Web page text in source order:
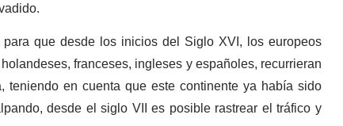
que desde los inicios del Siglo XVI, los europeos
franceses, ingleses y españoles, recurrieran
teniendo en cuenta que este continente ya había sido
desde el siglo VII es posible rastrear el tráfico y